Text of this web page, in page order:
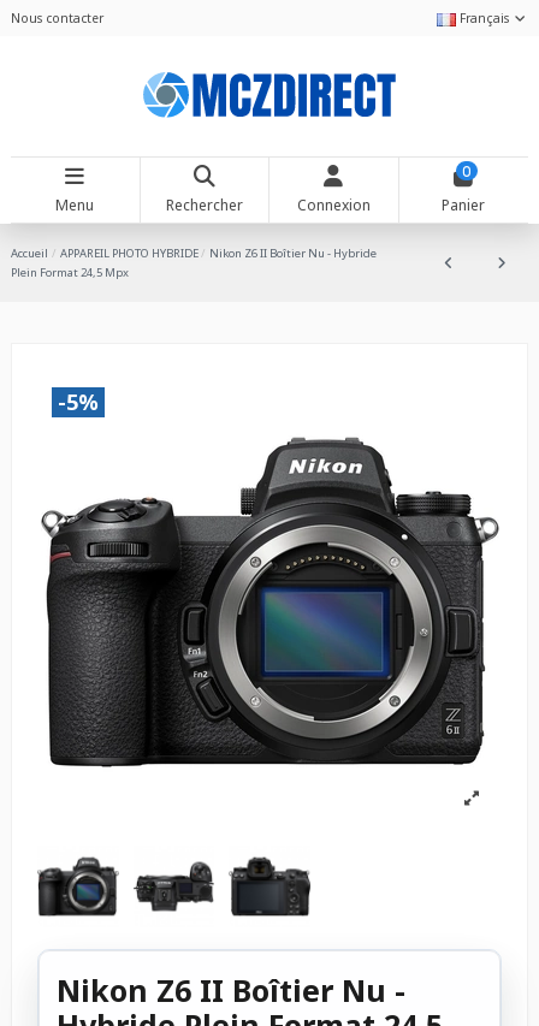
Nous contacter Français
Menu Rechercher Connexion
0
Panier
Accueil APPAREIL PHOTO HYBRIDE
Nikon Z6 II Boîtier Nu - Hybride
Plein Format 24,5 Mpx
-5%
Nikon Z6 II Boîtier Nu -